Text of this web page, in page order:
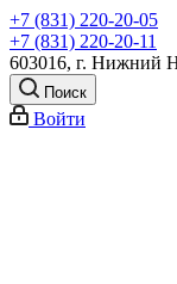
+7 (831) 220-20-05
+7 (831) 220-20-11
603016, г. Нижний
Поиск
Войти